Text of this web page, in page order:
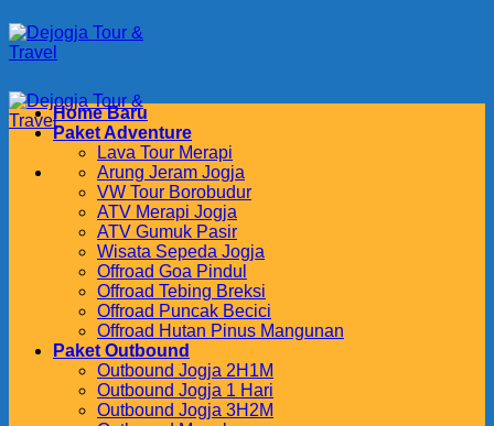
to
content
Home Baru
Paket Adventure
Lava Tour Merapi
Arung Jeram Jogja
VW Tour Borobudur
ATV Merapi Jogja
ATV Gumuk Pasir
Wisata Sepeda Jogja
Offroad Goa Pindul
Offroad Tebing Breksi
Offroad Puncak Becici
Offroad Hutan Pinus Mangunan
Paket Outbound
Outbound Jogja 2H1M
Outbound Jogja 1 Hari
Outbound Jogja 3H2M